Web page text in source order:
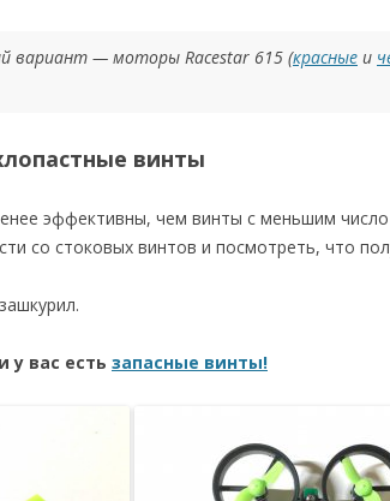
вариант — моторы Racestar 615 (красные и
винты
эффективны, чем винты с меньшим число
со стоковых винтов и посмотреть, что
у вас есть запасные винты!